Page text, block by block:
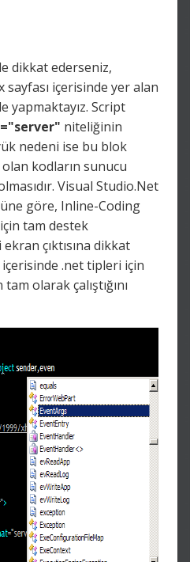
dikkat ederseniz,
sayfası içerisinde yer alan
yapmaktayız. Script
niteliğinin
nedeni ise bu blok
olan kodların sunucu
Visual Studio.Net
göre, Inline-Coding
tam destek
çıktısına dikkat
.net tipleri için
olarak çalıştığını